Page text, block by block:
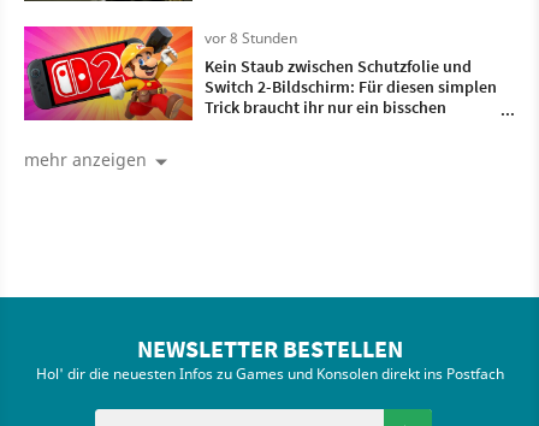
vor 8 Stunden
Kein Staub zwischen Schutzfolie und
Switch 2-Bildschirm: Für diesen simplen
Trick braucht ihr nur ein bisschen
mehr anzeigen
NEWSLETTER BESTELLEN
Hol' dir die neuesten Infos zu Games und Konsolen direkt ins Postfach